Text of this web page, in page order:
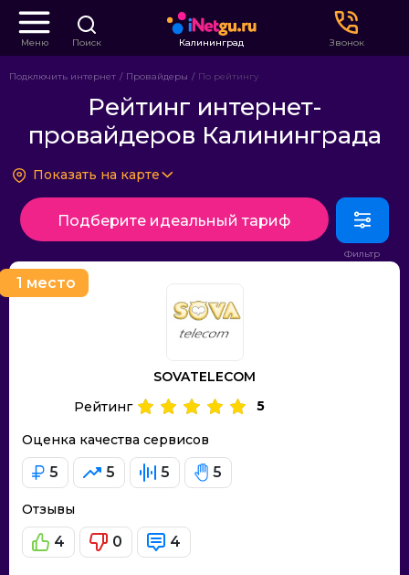
Меню Поиск Калининград Звонок
Подключить интернет Провайдеры По рейтингу
Рейтинг интернет-
провайдеров Калининграда
Показать на карте
Подберите идеальный тариф
1 место
SOVATELECOM
Оценка качества сервисов
5 5 5 5
Отзывы
4 0 4
Рейтинг 5